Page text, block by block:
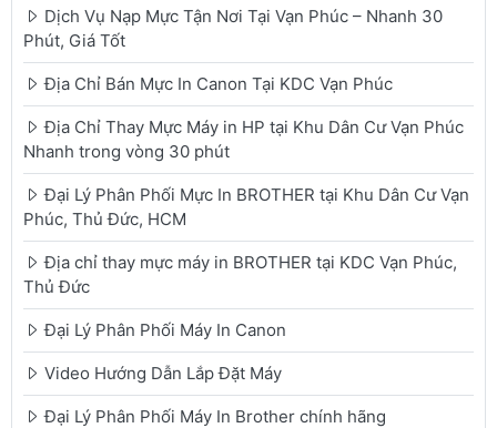
Dịch Vụ Nạp Mực Tận Nơi Tại Vạn Phúc – Nhanh 30
Phút, Giá Tốt
Địa Chỉ Bán Mực In Canon Tại KDC Vạn Phúc
Địa Chỉ Thay Mực Máy in HP tại Khu Dân Cư Vạn Phúc
Nhanh trong vòng 30 phút
Đại Lý Phân Phối Mực In BROTHER tại Khu Dân Cư Vạn
Phúc, Thủ Đức, HCM
Địa chỉ thay mực máy in BROTHER tại KDC Vạn Phúc,
Thủ Đức
Đại Lý Phân Phối Máy In Canon
Video Hướng Dẫn Lắp Đặt Máy
Đại Lý Phân Phối Máy In Brother chính hãng